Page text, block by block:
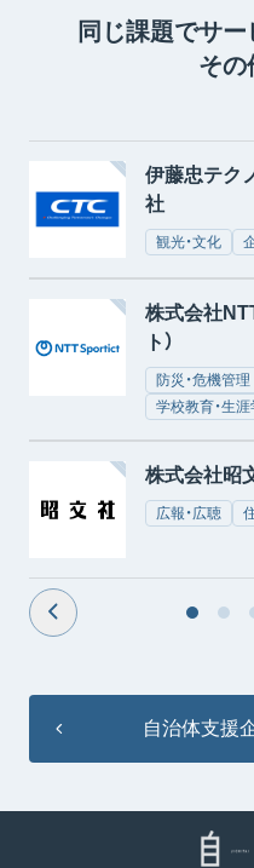
同じ課題でサ
その
伊藤忠テク
社
観光・文化
株式会社
ト）
防災・危機管理
学校教育・生涯
株式会社昭
広報・広聴
自治体支援